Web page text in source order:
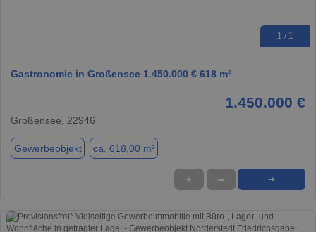
1 / 1
Gastronomie in Großensee 1.450.000 € 618 m²
1.450.000 €
Großensee, 22946
Gewerbeobjekt ca. 618,00 m²
★ ➦ ➜